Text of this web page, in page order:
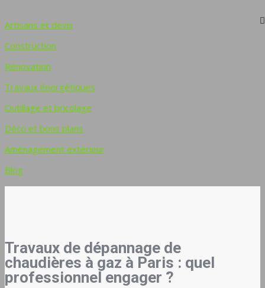
Artisans et devis
Construction
Rénovation
Travaux énergétiques
Outillage et bricolage
Déco et bons plans
Aménagement extérieur
Blog
Travaux de dépannage de
chaudières à gaz à Paris : quel
professionnel engager ?